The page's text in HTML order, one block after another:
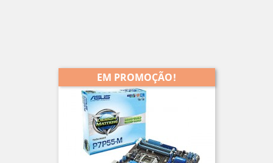
EM PROMOÇÃO!